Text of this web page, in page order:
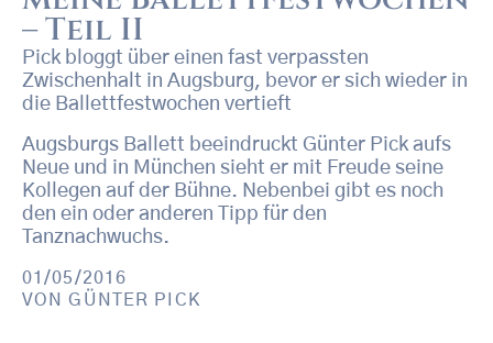
– Teil II
Pick bloggt über einen fast verpassten
Zwischenhalt in Augsburg, bevor er sich wieder in
die Ballettfestwochen vertieft
Augsburgs Ballett beeindruckt Günter Pick aufs
Neue und in München sieht er mit Freude seine
Kollegen auf der Bühne. Nebenbei gibt es noch
den ein oder anderen Tipp für den
Tanznachwuchs.
01/05/2016
VONGÜNTER PICK